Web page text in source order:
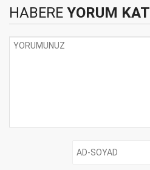
HABERE YORUM KAT